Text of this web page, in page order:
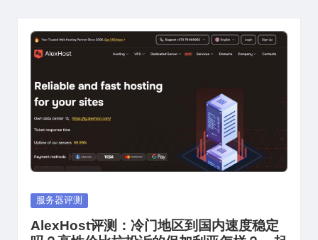
Posted
服务器评测
AlexHost评测：冷门地区到国内速度稳定